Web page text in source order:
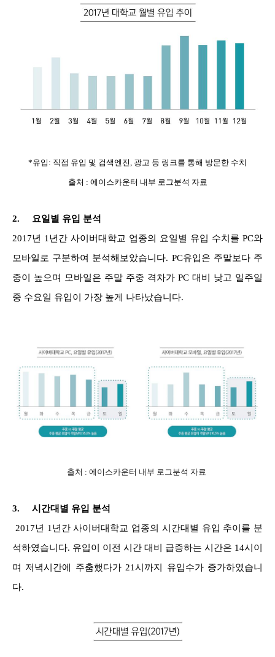
*유입: 직접 유입 및 검색엔진, 광고 등 링크를 통해 방문한 수치
출처 : 에이스카운터 내부 로그분석 자료
2.
요일별 유입 분석
2017년 1년간 사이버대학교 업종의 요일별 유입 수치를 PC와
모바일로 구분하여 분석해보았습니다. PC유입은 주말보다 주
중이 높으며 모바일은 주말 주중 격차가 PC 대비 낮고 일주일
중 수요일 유입이 가장 높게 나타났습니다.
출처 : 에이스카운터 내부 로그분석 자료
3.
시간대별 유입 분석
2017년 1년간 사이버대학교 업종의 시간대별 유입 추이를 분
석하였습니다. 유입이 이전 시간 대비 급증하는 시간은 14시이
며 저녁시간에 주춤했다가 21시까지 유입수가 증가하였습니
다.